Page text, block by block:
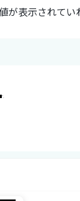
が表示されてい